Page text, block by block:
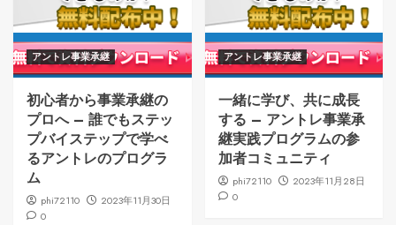
アントレ事業承継
初心者から事業承継の
プロへ – 誰でもステッ
プバイステップで学べ
るアントレのプログラ
ム
phi72110
2023年11月30日
0
アントレ事業承継
一緒に学び、共に成長
する – アントレ事業承
継実践プログラムの参
加者コミュニティ
phi72110
2023年11月28日
0